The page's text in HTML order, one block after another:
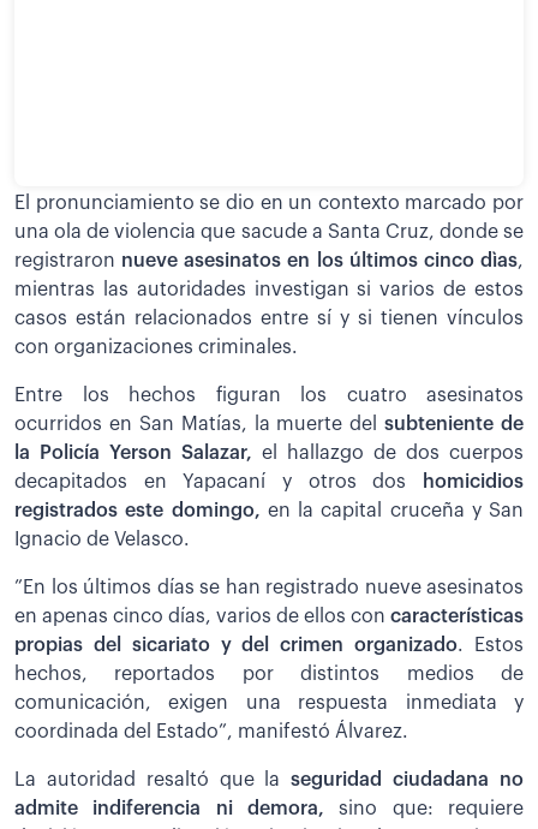
El pronunciamiento se dio en un contexto marcado por
una ola de violencia que sacude a Santa Cruz, donde se
registraron nueve asesinatos en los últimos cinco dìas,
mientras las autoridades investigan si varios de estos
casos están relacionados entre sí y si tienen vínculos
con organizaciones criminales.
Entre los hechos figuran los cuatro asesinatos
ocurridos en San Matías, la muerte delsubteniente de
la Policía Yerson Salazar, el hallazgo de dos cuerpos
decapitados en Yapacaní y otros dos
homicidios
registrados este domingo, en la capital cruceña y San
Ignacio de Velasco.
”En los últimos días se han registrado nueve asesinatos
en apenas cinco días, varios de ellos con características
propias del sicariato y del crimen organizado. Estos
hechos, reportados por distintos medios de
comunicación, exigen una respuesta inmediata y
coordinada del Estado”, manifestó Álvarez.
La autoridad resaltó que laseguridad ciudadana no
admite indiferencia ni demora,sino que: requiere